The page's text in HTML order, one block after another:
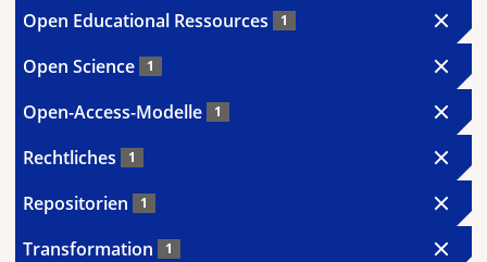
Open Educational Ressources 1
Open Science 1
Open-Access-Modelle 1
Rechtliches 1
Repositorien 1
Transformation 1